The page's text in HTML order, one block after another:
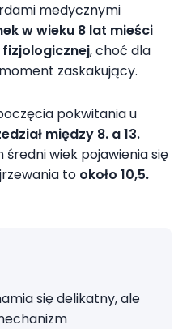
medycznymi
w wieku 8 lat mieści
, choć dla
zaskakujący.
pokwitania u
między 8. a 13.
średni wiek pojawienia się
to około 10,5.
się delikatny, ale